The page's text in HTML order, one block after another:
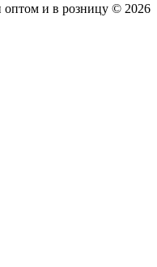
оптом и в розницу © 2026